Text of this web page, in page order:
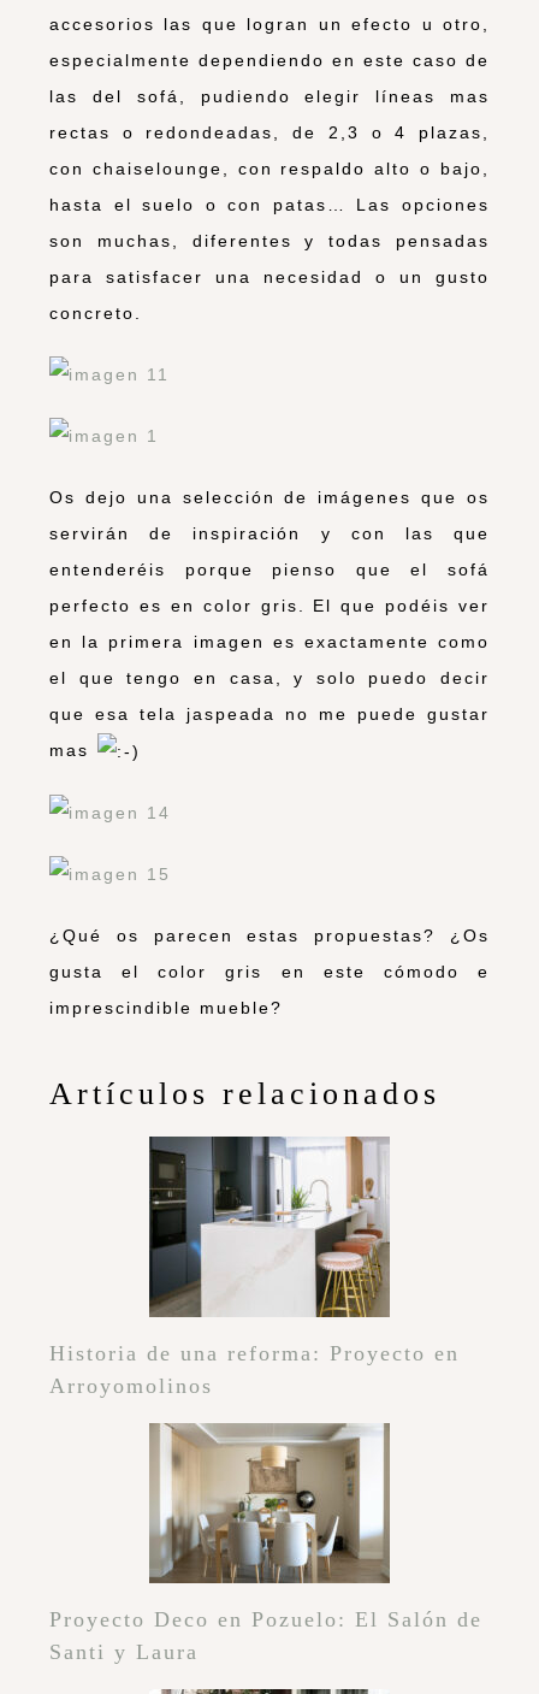
accesorios las que logran un efecto u otro,
especialmente dependiendo en este caso de
las del sofá, pudiendo elegir líneas mas
rectas o redondeadas, de 2,3 o 4 plazas,
con chaiselounge, con respaldo alto o bajo,
hasta el suelo o con patas… Las opciones
son muchas, diferentes y todas pensadas
para satisfacer una necesidad o un gusto
concreto.
Os dejo una selección de imágenes que os
servirán de inspiración y con las que
entenderéis porque pienso que el sofá
perfecto es en color gris. El que podéis ver
en la primera imagen es exactamente como
el que tengo en casa, y solo puedo decir
que esa tela jaspeada no me puede gustar
mas
¿Qué os parecen estas propuestas? ¿Os
gusta el color gris en este cómodo e
imprescindible mueble?
Artículos relacionados
Historia de una reforma: Proyecto en
Arroyomolinos
Proyecto Deco en Pozuelo: El Salón de
Santi y Laura